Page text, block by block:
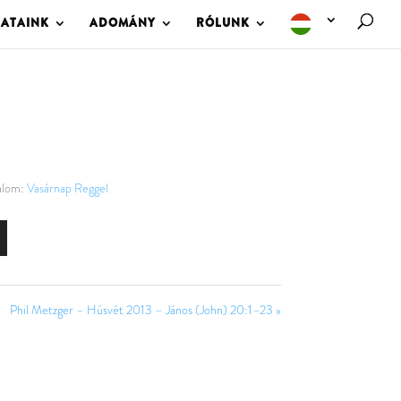
ADOMÁNY RÓLUNK
Vasárnap Reggel
Phil Metzger – Húsvét 2013 – János (John) 20:1–23 »